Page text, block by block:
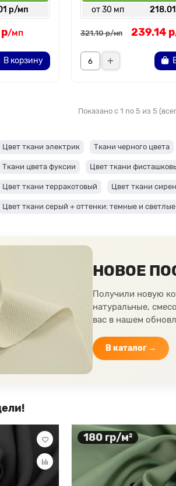
р/мп
/мп
В корзину
от 30 мп
321.10 р/мп 239.14 р
Показано с 1 по 5 из 5
Цвет ткани электрик Ткани черного цвета
Ткани цвета фуксии Цвет ткани
Цвет ткани терракотовый Цвет ткани
Цвет ткани серый + оттенки: темные и светлые
Цвет ткани мятный Ткани цвета айвори,
Ткани красного цвета разных оттенков
Цвет ткани бордовый Купить ткань белого
НОВОЕ
Получили новую
натуральные,
вас в нашем
В каталог →
180 гр/м²